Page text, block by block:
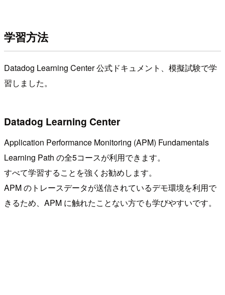
学習方法
Datadog Learning Center 公式ドキュメント、模擬試験で学
習しました。
Datadog Learning Center
Application Performance Monitoring (APM) Fundamentals
Learning Path の全5コースが利用できます。
すべて学習することを強くお勧めします。
APM のトレースデータが送信されているデモ環境を利用で
きるため、APM に触れたことない方でも学びやすいです。